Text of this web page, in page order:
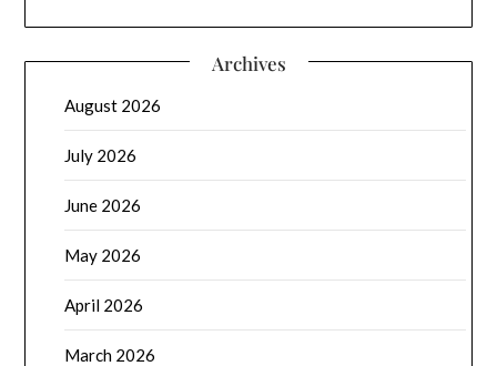
Archives
August 2026
July 2026
June 2026
May 2026
April 2026
March 2026